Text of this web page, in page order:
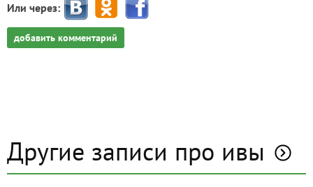
Или через:
добавить комментарий
Другие записи про ивы